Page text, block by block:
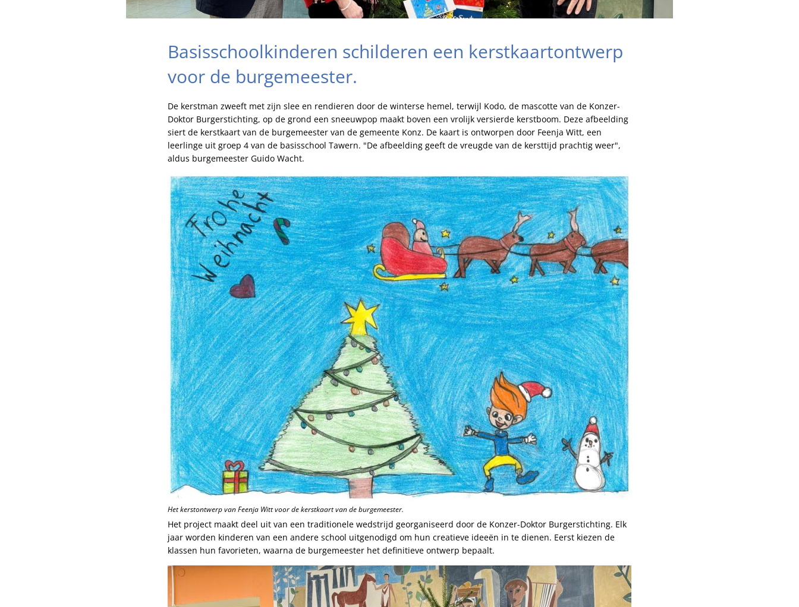
Basisschoolkinderen schilderen een kerstkaartontwerp
voor de burgemeester.
De kerstman zweeft met zijn slee en rendieren door de winterse hemel, terwijl Kodo, de mascotte van de Konzer-
Doktor Burgerstichting, op de grond een sneeuwpop maakt boven een vrolijk versierde kerstboom. Deze afbeelding
siert de kerstkaart van de burgemeester van de gemeente Konz. De kaart is ontworpen door Feenja Witt, een
leerlinge uit groep 4 van de basisschool Tawern. "De afbeelding geeft de vreugde van de kersttijd prachtig weer",
aldus burgemeester Guido Wacht.
Het kerstontwerp van Feenja Witt voor de kerstkaart van de burgemeester.
Het project maakt deel uit van een traditionele wedstrijd georganiseerd door de Konzer-Doktor Burgerstichting. Elk
jaar worden kinderen van een andere school uitgenodigd om hun creatieve ideeën in te dienen. Eerst kiezen de
klassen hun favorieten, waarna de burgemeester het definitieve ontwerp bepaalt.